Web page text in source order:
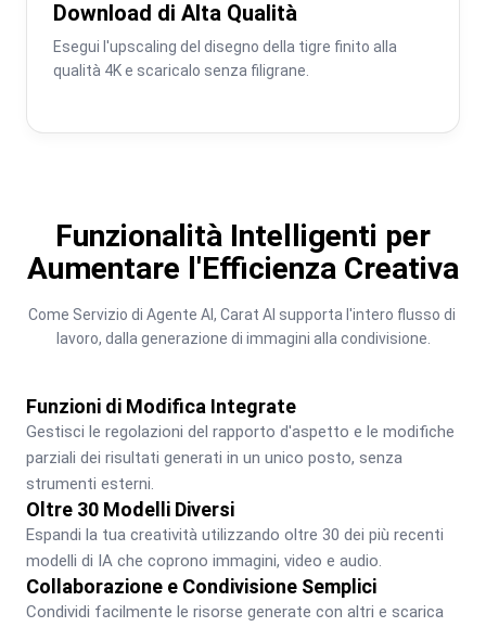
Download di Alta Qualità
Esegui l'upscaling del disegno della tigre finito alla
qualità 4K e scaricalo senza filigrane.
Funzionalità Intelligenti per
Aumentare l'Efficienza Creativa
Come Servizio di Agente AI, Carat AI supporta l'intero flusso di
lavoro, dalla generazione di immagini alla condivisione.
Funzioni di Modifica Integrate
Gestisci le regolazioni del rapporto d'aspetto e le modifiche
parziali dei risultati generati in un unico posto, senza
strumenti esterni.
Oltre 30 Modelli Diversi
Espandi la tua creatività utilizzando oltre 30 dei più recenti
modelli di IA che coprono immagini, video e audio.
Collaborazione e Condivisione Semplici
Condividi facilmente le risorse generate con altri e scarica